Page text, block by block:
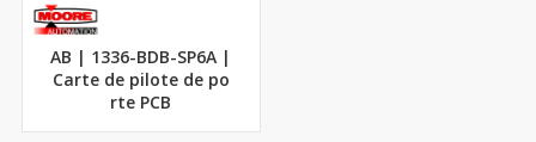
AB | 1336-BDB-SP6A |
Carte de pilote de po
rte PCB